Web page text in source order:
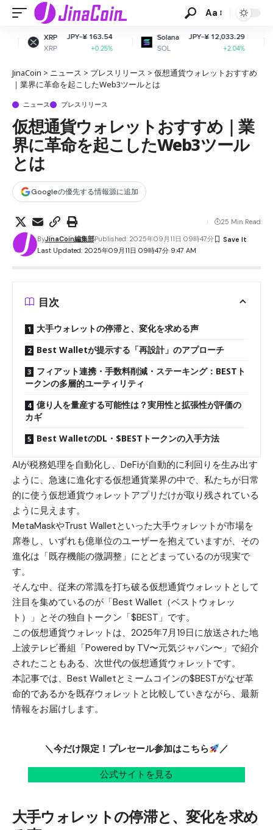
Aa
JPY-¥ 163.54
+0.25%
Solana
SOL
JPY-¥ 12,033.29
+2.04%
Dogecoin
DOGE
JinaCoin > ニュース > プレスリリース > 仮想通貨ウォレットおすすめ
｜業界に革命を起こしたWeb3ツールとは
ニュース プレスリリース
仮想通貨ウォレットおすすめ｜業
界に革命を起こしたWeb3ツール
とは
Googleの優先する情報源に追加
Last Updated: 2025年09月11日 09時47分 9:47 AM
ByJinaCoin編集部Published: 2025年09月11日 09時47分
25 Min Read
目次
大手ウォレットの停滞と、変化を求める声
Best Walletが提示する「再設計」のアプローチ
フィアット連携・手数料削減・ステーキング：BESTト
ークンの多層的ユーティリティ
億り人を量産する可能性は？実用性と拡張性が評価の
カギ
Best WalletのDL・$BESTトークンの入手方法
AIが税務処理を自動化し、 DeFiが自動的に利回りを生み出す
ように、急速に進化する仮想通貨業界の中で、私たちが日常
的に使う仮想通貨ウォレットアプリだけが取り残されている
ように見えます。
MetaMaskやTrust Walletといった大手ウォレットが市場を
席巻し、いずれも億単位のユーザーを抱えていますが、その
進化は「既存機能の微調整」にとどまっているのが現実で
す。
そんな中、従来の常識を打ち破る仮想通貨ウォレットとして
注目を集めているのが「Best Wallet（ベストウォレッ
ト）」とその独自トークン「$BEST」です。
この仮想通貨ウォレットは、2025年7月19日に放送された地
上波テレビ番組「Powered by TV〜元気ジャパン〜」で紹介
されたこともある、次世代の仮想通貨ウォレットです。
本記事では、Best Walletと ミームコインの$BESTがなぜ革
命的であるかを既存ウォレットと比較していきながら、最新
情報をお届けします。
＼今だけ限定！プレセール参加はこちら ／
公式サイトを見る
大手ウォレットの停滞と、変化を求め